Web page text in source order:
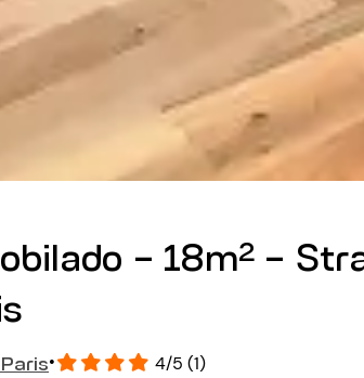
- 18m² -
•
4/5 (1)